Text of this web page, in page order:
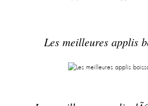
Les meilleures applis